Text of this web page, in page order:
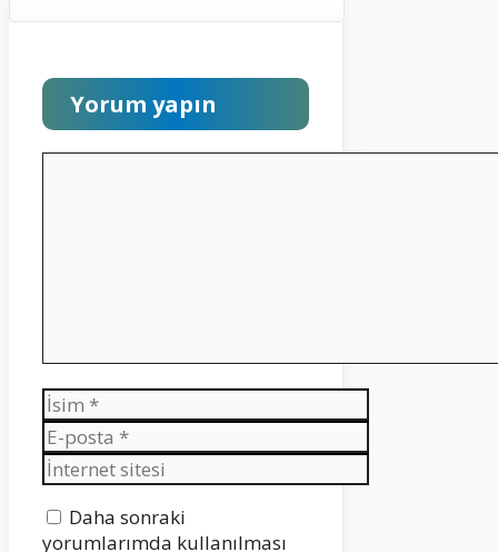
Yorum yapın
İsim
E-
posta
İnternet
sitesi
Daha sonraki
yorumlarımda kullanılması